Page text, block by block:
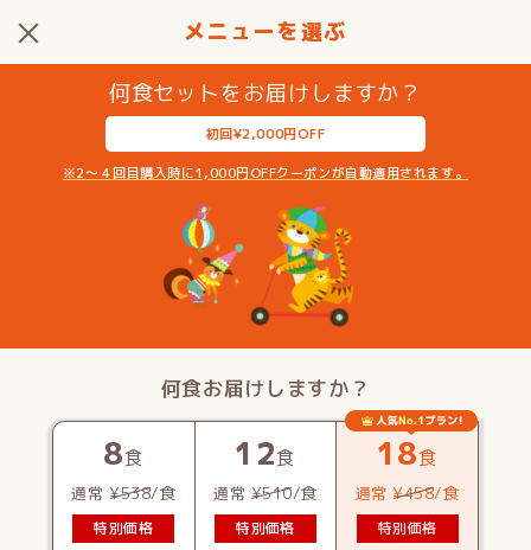
メニューを選ぶ
何食セットをお届けしますか？
初回¥2,000円OFF
※2〜４回目購入時に1,000円OFFクーポンが自動適用されます。
何食お届けしますか？
8食
通常¥538/食
特別価格
12食
通常 ¥510/食
特別価格
18食
通常¥458/食
特別価格
2週に1回お届け
3週間
3週に1回お届け 4週に1回お届け